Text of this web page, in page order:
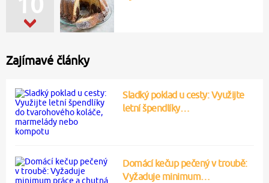
Zajímavé články
Sladký poklad u cesty: Využijte
letní špendlíky…
Domácí kečup pečený v troubě:
Vyžaduje minimum…